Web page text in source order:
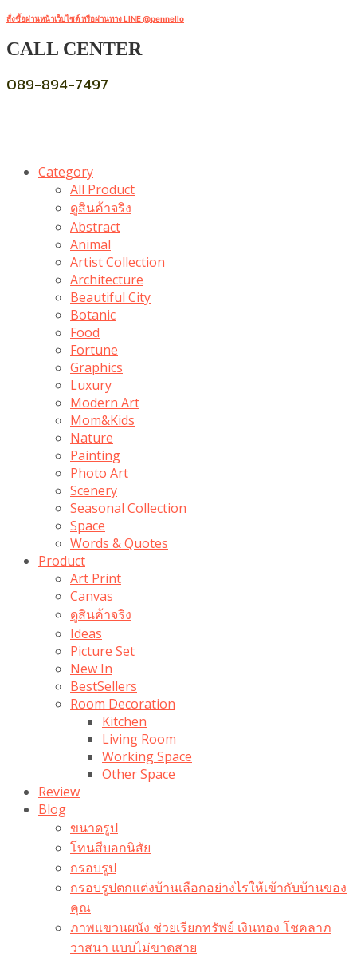
สั่งซื้อผ่านหน้าเว็บไซต์ หรือผ่านทาง LINE @pennello
CALL CENTER
089-894-7497
Category
All Product
ดูสินค้าจริง
Abstract
Animal
Artist Collection
Architecture
Beautiful City
Botanic
Food
Fortune
Graphics
Luxury
Modern Art
Mom&Kids
Nature
Painting
Photo Art
Scenery
Seasonal Collection
Space
Words & Quotes
Product
Art Print
Canvas
ดูสินค้าจริง
Ideas
Picture Set
New In
BestSellers
Room Decoration
Kitchen
Living Room
Working Space
Other Space
Review
Blog
ขนาดรูป
โทนสีบอกนิสัย
กรอบรูป
กรอบรูปตกแต่งบ้านเลือกอย่างไรให้เข้ากับบ้านของ
คุณ
ภาพแขวนผนัง ช่วยเรียกทรัพย์ เงินทอง โชคลาภ
วาสนา แบบไม่ขาดสาย